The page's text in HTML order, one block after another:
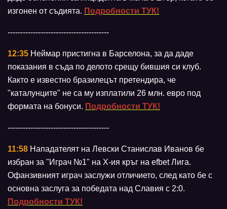
изгонен от съдията. Подробности ТУК!
----------------------------------------
12:35 Неймар пристигна в Барселона, за да даде
показания в съда по делото срещу бившия си клуб.
Както е известно бразилецът претендира, че
"каталунците" не са му изплатили 26 млн. евро под
формата на бонуси. Подробности ТУК!
----------------------------------------
11:58 Нападателят на Левски Станислав Иванов бе
избран за "Играч №1" на X-ия кръг на efbet Лига.
Офанзивният играч заслужи отличието, след като бе с
основна заслуга за победата над Славия с 2:0.
Подробности ТУК!